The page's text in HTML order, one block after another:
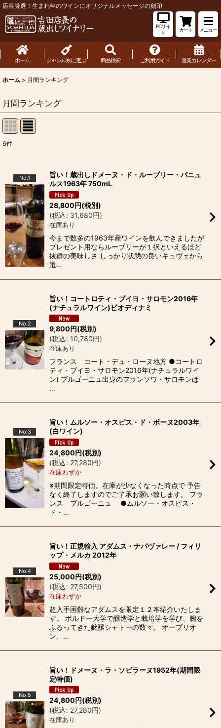
店長厳選！生まれ年のワインにオリジナルメッセージの刻印
PCサイ
ト
カート メニュー
ホーム ジャンル別に選ぶ 商品検索 ご利用ガイド 営業カレンダー
ホーム > 月間ランキング
月間ランキング
6件
No.1
旨い！蔵出しドメーヌ・ド・ルーブリー・バニュ
ルス1963年 750mL
28,800円(税別)
(税込: 31,680円)
在庫あり
今まで数多の1963年産ワインを飲んできましたが
プレゼント用ならルーブリーが１択といえるほど
抜群の美味しさ しっかり状態の良いキュヴェから
選…
No.2
旨い！コートロティ・ブイヨ・サロモン2016年
(ナチュラルワイン)ビオディナミ
9,800円(税別)
(税込: 10,780円)
在庫あり
フランス コート・デュ・ローヌ地方 ●コートロ
ティ・ブイヨ・サロモン2016年(ナチュラルワイ
ン) ブルゴーニュ出身のフランソワ・サロモンは
…
No.3
旨い！ムルソー・オスピス・ド・ボーヌ2003年
(白ワイン)
24,800円(税別)
(税込: 27,280円)
在庫わずか
※期間限定特価。在庫が少なくなった時点で 予告
なく終了しますのでご了承お願い致します。 フラ
ンス ブルゴーニュ ●ムルソー・オスピス・
ド・…
No.4
旨い！正規輸入 アダムス・ナパヴァレー / フィリ
ップ・メルカ 2012年
25,000円(税別)
(税込: 27,500円)
在庫わずか
超入手困難なアダムスを限定１２本紹介いたしま
す。 ボルドー大学で醸造学と栽培学を学び、腕を
ふるってきた銘醸シャトーの数々。 オーブリオ
ン、…
No.5
旨い！ドメーヌ・ラ・ソビラーヌ1952年(期間限
定特価)
24,800円(税別)
(税込: 27,280円)
在庫あり